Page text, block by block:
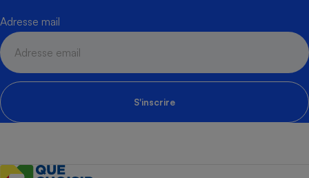
Adresse mail
S'inscrire